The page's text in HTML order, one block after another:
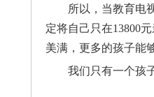
所以，当教育电
定将自己只在13800
美满，更多的孩子能
我们只有一个孩